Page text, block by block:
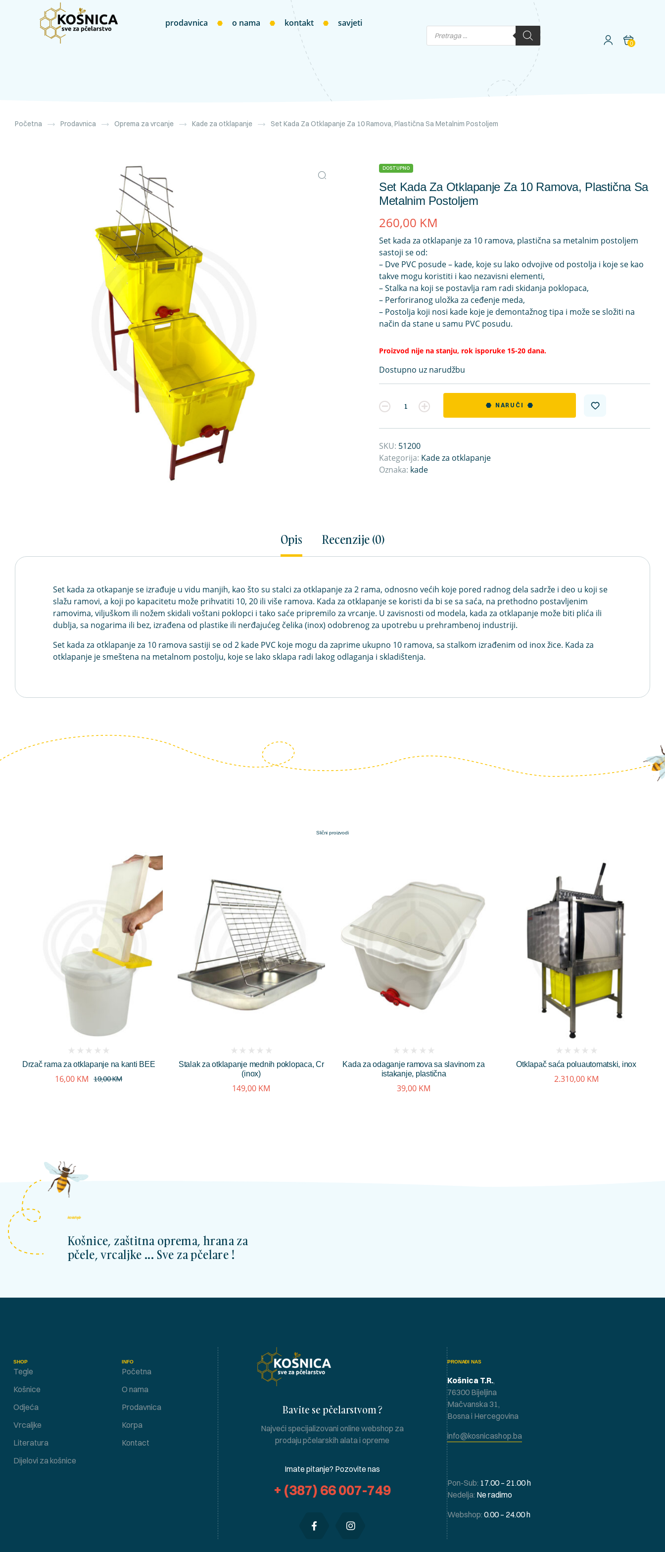
prodavnica o nama kontakt savjeti
0
Početna Prodavnica Oprema za vrcanje Kade za otklapanje Set Kada Za Otklapanje Za 10 Ramova, Plastična Sa Metalnim Postoljem
DOSTUPNO
Set Kada Za Otklapanje Za 10 Ramova, Plastična Sa
Metalnim Postoljem
260,00 KM
Set kada za otklapanje za 10 ramova, plastična sa metalnim postoljem
sastoji se od:
– Dve PVC posude – kade, koje su lako odvojive od postolja i koje se kao
takve mogu koristiti i kao nezavisni elementi,
– Stalka na koji se postavlja ram radi skidanja poklopaca,
– Perforiranog uložka za ceđenje meda,
– Postolja koji nosi kade koje je demontažnog tipa i može se složiti na
način da stane u samu PVC posudu.
Proizvod nije na stanju, rok isporuke 15-20 dana.
Dostupno uz narudžbu
Kvantitet NARUČI
SKU: 51200
Kategorija: Kade za otklapanje
Oznaka: kade
Opis Recenzije (0)
Set kada za otkapanje se izrađuje u vidu manjih, kao što su stalci za otklapanje za 2 rama, odnosno većih koje pored radnog dela sadrže i deo u koji se
slažu ramovi, a koji po kapacitetu može prihvatiti 10, 20 ili više ramova. Kada za otklapanje se koristi da bi se sa saća, na prethodno postavljenim
ramovima, viljuškom ili nožem skidali voštani poklopci i tako saće pripremilo za vrcanje. U zavisnosti od modela, kada za otklapanje može biti plića ili
dublja, sa nogarima ili bez, izrađena od plastike ili nerđajućeg čelika (inox) odobrenog za upotrebu u prehrambenoj industriji.
Set kada za otklapanje za 10 ramova sastiji se od 2 kade PVC koje mogu da zaprime ukupno 10 ramova, sa stalkom izrađenim od inox žice. Kada za
otklapanje je smeštena na metalnom postolju, koje se lako sklapa radi lakog odlaganja i skladištenja.
Slični proizvodi
Drzač rama za otklapanje na kanti BEE
reviews)
19,00KM
16,00 KM
Stalak za otklapanje mednih poklopaca, Cr
(inox)
reviews)
149,00 KM
Kada za odaganje ramova sa slavinom za
istakanje, plastična
reviews)
39,00 KM
Otklapač saća poluautomatski, inox
reviews)
2.310,00 KM
kosnicashop.ba
Košnice, zaštitna oprema, hrana za
pčele, vrcaljke ... Sve za pčelare !
SHOP
Tegle
Košnice
Odjeća
Vrcaljke
Literatura
Dijelovi za košnice
INFO
Početna
O nama
Prodavnica
Korpa
Kontact
Bavite se pčelarstvom ?
Najveći specijalizovani online webshop za
prodaju pčelarskih alata i opreme
Imate pitanje? Pozovite nas
+ (387) 66 007-749
PRONAĐI NAS
Košnica T.R.,
76300 Bijeljina
Mačvanska 31,
Bosna i Hercegovina
info@kosnicashop.ba
Pon-Sub: 17.00 – 21.00 h
Nedelja: Ne radimo
Webshop:0.00 – 24.00 h